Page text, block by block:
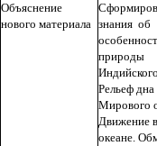
Объяснение
нового материала знания об
природы
Рельеф дна
Мирового
Движение
океане.